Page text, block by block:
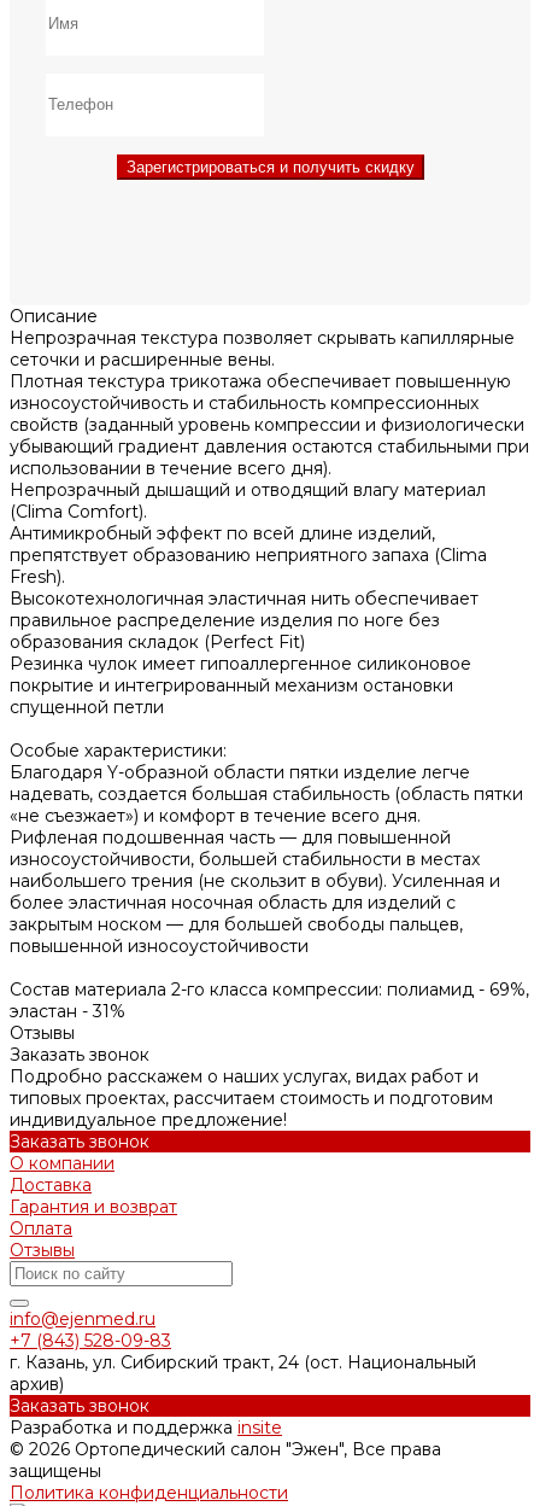
Зарегистрироваться и получить скидку
Описание
Непрозрачная текстура позволяет скрывать капиллярные
сеточки и расширенные вены.
Плотная текстура трикотажа обеспечивает повышенную
износоустойчивость и стабильность компрессионных
свойств (заданный уровень компрессии и физиологически
убывающий градиент давления остаются стабильными при
использовании в течение всего дня).
Непрозрачный дышащий и отводящий влагу материал
(Clima Comfort).
Антимикробный эффект по всей длине изделий,
препятствует образованию неприятного запаха (Clima
Fresh).
Высокотехнологичная эластичная нить обеспечивает
правильное распределение изделия по ноге без
образования складок (Perfect Fit)
Резинка чулок имеет гипоаллергенное силиконовое
покрытие и интегрированный механизм остановки
спущенной петли
Особые характеристики:
Благодаря Y-образной области пятки изделие легче
надевать, создается большая стабильность (область пятки
«не съезжает») и комфорт в течение всего дня.
Рифленая подошвенная часть — для повышенной
износоустойчивости, большей стабильности в местах
наибольшего трения (не скользит в обуви). Усиленная и
более эластичная носочная область для изделий с
закрытым носком — для большей свободы пальцев,
повышенной износоустойчивости
Состав материала 2-го класса компрессии: полиамид - 69%,
эластан - 31%
Отзывы
Заказать звонок
Подробно расскажем о наших услугах, видах работ и
типовых проектах, рассчитаем стоимость и подготовим
индивидуальное предложение!
Заказать звонок
О компании
Доставка
Гарантия и возврат
Оплата
Отзывы
info@ejenmed.ru
+7 (843) 528-09-83
г. Казань, ул. Сибирский тракт, 24 (ост. Национальный
архив)
Заказать звонок
Разработка и поддержка insite
© 2026 Ортопедический салон "Эжен", Все права
защищены
Политика конфиденциальности